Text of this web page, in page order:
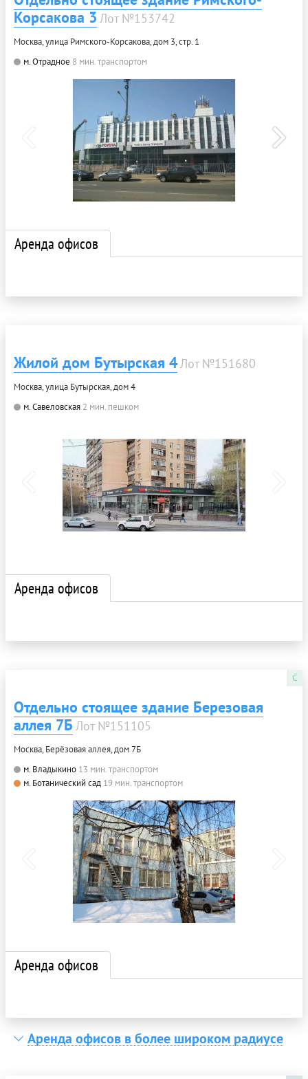
Корсакова 3 Лот №153742
Москва, улица Римского-Корсакова, дом 3, стр. 1
м. Отрадное 8 мин. транспортом
Аренда офисов
Жилой дом Бутырская 4 Лот №151680
Москва, улица Бутырская, дом 4
м. Савеловская 2 мин. пешком
Аренда офисов
C
Отдельно стоящее здание Березовая
аллея 7Б Лот №151105
Москва, Берёзовая аллея, дом 7Б
м. Владыкино 13 мин. транспортом
м. Ботанический сад 19 мин. транспортом
Аренда офисов
Аренда офисов в более широком радиусе